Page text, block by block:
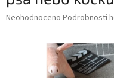
Průměrné
Neohodnoceno Podrobnosti